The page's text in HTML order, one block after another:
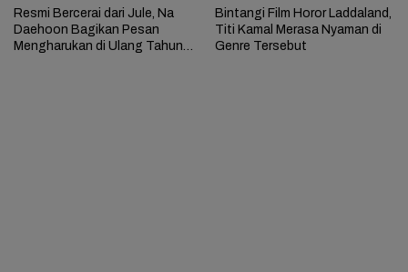
Resmi Bercerai dari Jule, Na
Daehoon Bagikan Pesan
Mengharukan di Ulang Tahun
Bintangi Film Horor Laddaland,
Titi Kamal Merasa Nyaman di
Genre Tersebut